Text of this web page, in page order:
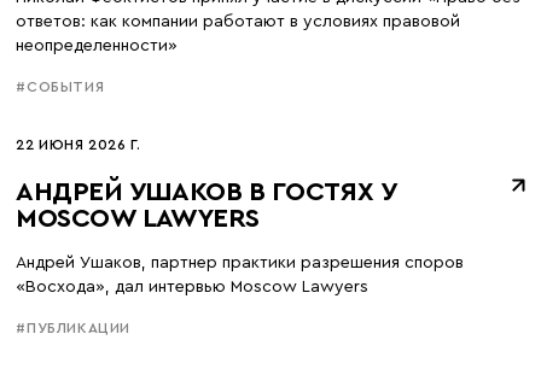
ответов: как компании работают в условиях правовой
неопределенности»
#СОБЫТИЯ
22 ИЮНЯ 2026 Г.
АНДРЕЙ УШАКОВ В ГОСТЯХ У
MOSCOW LAWYERS
Андрей Ушаков, партнер практики разрешения споров
«Восхода», дал интервью Moscow Lawyers
#ПУБЛИКАЦИИ